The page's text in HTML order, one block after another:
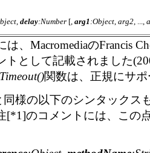
, delay:Number [, arg1 :Object, arg2, ...,
は、MacromediaのFrancis
トとして記載されました
関数は、正規にサ
同様の以下のシンタックス
[*1]のコメントには、この